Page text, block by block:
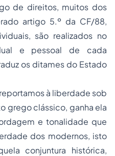
de direitos, muitos dos
artigo 5.º da CF/88,
são realizados no
e pessoal de cada
os ditames do Estado
à liberdade sob
grego clássico, ganha ela
e tonalidade que
dos modernos, isto
conjuntura histórica,